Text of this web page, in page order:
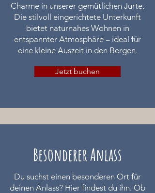
Charme in unserer gemütlichen Jurte.
Die stilvoll eingerichtete Unterkunft
bietet naturnahes Wohnen in
entspannter Atmosphäre – ideal für
eine kleine Auszeit in den Bergen.
Jetzt buchen
Besonderer Anlass
Du suchst einen besonderen Ort für
deinen Anlass? Hier findest du ihn. Ob